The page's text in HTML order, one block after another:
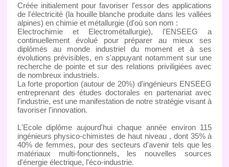
Créée initialement pour favoriser l'essor des applications
de l'électricité (la houille blanche produite dans les vallées
alpines) en chimie et métallurgie (d'où son nom :
Electrochimie et Electrométallurgie), l'ENSEEG a
continuellement évolué pour préparer au mieux ses
diplômés au monde industriel du moment et à ses
évolutions prévisibles, en s'appuyant notamment sur une
recherche de pointe et sur des relations priviligiées avec
de nombreux industriels.
La forte proportion (autour de 20%) d'ingénieurs ENSEEG
entreprenant des études doctorales en partenariat avec
l'industrie, est une manifestation de notre stratégie visant à
favoriser l'innovation.
L'Ecole diplôme aujourd'hui chaque année environ 115
ingénieurs physico-chimistes de haut niveau , dont 35% à
40% de femmes, pour des secteurs d'avenir tels que les
matériaux multi-fonctionnels, les nouvelles sources
d'énergie électrique, l'éco-industrie.